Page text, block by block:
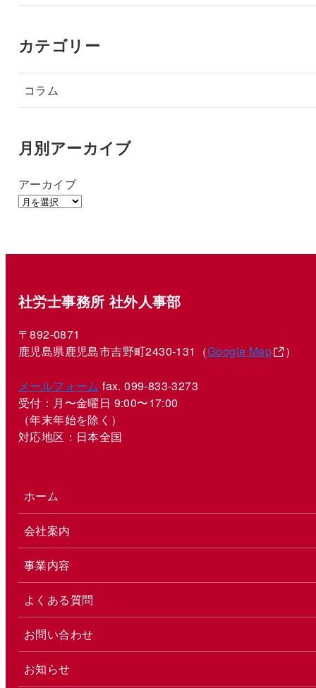
カテゴリー
コラム
月別アーカイブ
アーカイブ
社労士事務所 社外人事部
〒892-0871
鹿児島県鹿児島市吉野町2430-131（Google Map ）
メールフォーム fax. 099-833-3273
受付：月〜金曜日 9:00〜17:00
（年末年始を除く）
対応地区：日本全国
ホーム
会社案内
事業内容
よくある質問
お問い合わせ
お知らせ